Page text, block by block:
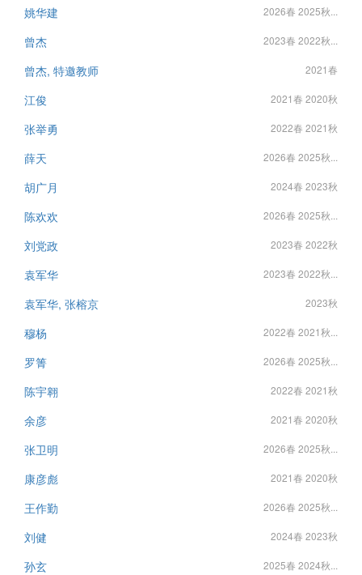
姚华建 2026春 2025秋...
曾杰 2023春 2022秋...
曾杰, 特邀教师 2021春
江俊 2021春 2020秋
张举勇 2022春 2021秋
薛天 2026春 2025秋...
胡广月 2024春 2023秋
陈欢欢 2026春 2025秋...
刘党政 2023春 2022秋
袁军华 2023春 2022秋...
袁军华, 张榕京 2023秋
穆杨 2022春 2021秋...
罗箐 2026春 2025秋...
陈宇翱 2022春 2021秋
余彦 2021春 2020秋
张卫明 2026春 2025秋...
康彦彪 2021春 2020秋
王作勤 2026春 2025秋...
刘健 2024春 2023秋
孙玄 2025春 2024秋...